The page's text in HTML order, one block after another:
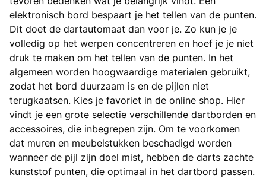
elektronisch bord bespaart je het tellen van de punten.
Dit doet de dartautomaat dan voor je. Zo kun je je
volledig op het werpen concentreren en hoef je je niet
druk te maken om het tellen van de punten. In het
algemeen worden hoogwaardige materialen gebruikt,
zodat het bord duurzaam is en de pijlen niet
terugkaatsen. Kies je favoriet in de online shop. Hier
vindt je een grote selectie verschillende dartborden en
accessoires, die inbegrepen zijn. Om te voorkomen
dat muren en meubelstukken beschadigd worden
wanneer de pijl zijn doel mist, hebben de darts zachte
kunststof punten, die optimaal in het dartbord passen.